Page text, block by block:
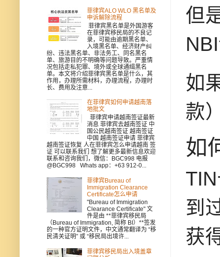
但
如
款
如
到
获
菲律宾ALO WLO 黑名单及
申诉解除流程
菲律宾黑名单是外国游客
在菲律宾移民局的不良记
录，可能由逾期黑名单、
入境黑名单、经济财产纠
纷、违法黑名单、非法务工、同名黑名
单、旅游目的不明确等问题导致。严重情
况包括走私犯罪、境外或全球通缉黑名
单。本文将介绍菲律宾黑名单是什么，其
作用，办理所需材料，办理流程，办理时
长、费用及注意...
在菲律宾如何申请越南落
地批文
菲律宾申请越南签证最新
消息 菲律宾去越南签证 中
国公民越南签证 越南签证
中国 越南签证申请 菲律宾
越南签证恢复 人在菲律宾怎么申请越南 签
证 可以联系我们 想了解更多最新信息欢迎
联系和咨询我们，微信：BGC998 电报
@BGC998 Whats app：+63 912-0...
菲律宾Bureau of
Immigration Clearance
Certificate怎么申请
"Bureau of Immigration
Clearance Certificate" 文
件是由 **菲律宾移民局
（Bureau of Immigration, 简称 BI）**签发
的一种官方证明文件，中文通常翻译为 “移
民清关证明” 或 “移民局出境许...
菲律宾移民局出入境盖章